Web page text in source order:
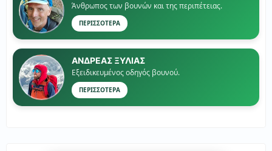
Άνθρωπος των βουνών και της περιπέτειας.
ΠΕΡΙΣΣΟΤΕΡΑ
ΑΝΔΡΕΑΣ ΞΥΛΙΑΣ
Εξειδικευμένος οδηγός βουνού.
ΠΕΡΙΣΣΟΤΕΡΑ